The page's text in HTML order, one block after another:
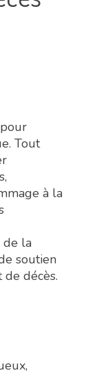
Tout
à la
de la
soutien
décès.